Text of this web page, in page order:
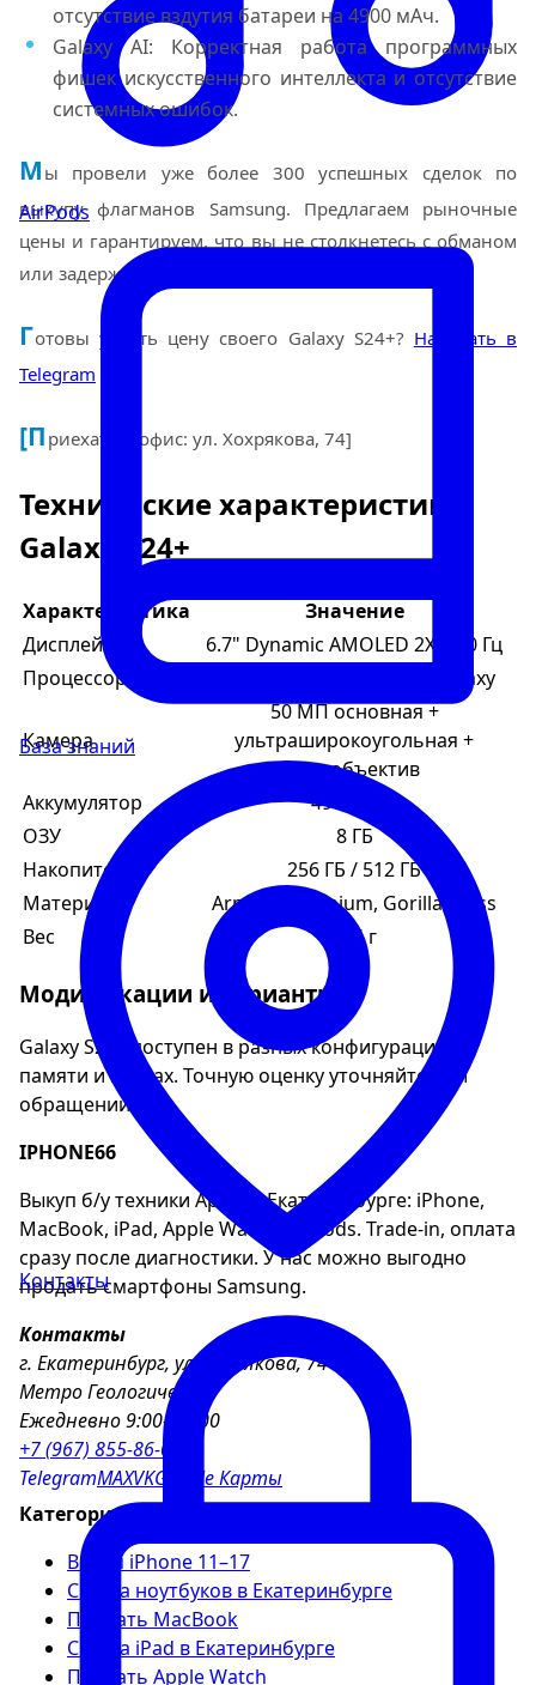
AirPods
База знаний
Контакты
отсутствие вздутия батареи на 4900 мАч.
Galaxy AI: Корректная работа программных
фишек искусственного интеллекта и отсутствие
системных ошибок.
М ы провели уже более 300 успешных сделок по
выкупу флагманов Samsung. Предлагаем рыночные
цены и гарантируем, что вы не столкнетесь с обманом
или задержкой выплат.
Готовы узнать цену своего Galaxy S24+? Написать в
Telegram
[П риехать в офис: ул. Хохрякова, 74]
Технические характеристики
Galaxy S24+
Характеристика
Значение
Дисплей
6.7" Dynamic AMOLED 2X, 120 Гц
Процессор
Snapdragon 8 Gen 3 for Galaxy
Камера
50 МП основная +
ультраширокоугольная +
телеобъектив
Аккумулятор
4900 мАч
ОЗУ
8 ГБ
Накопитель
256 ГБ / 512 ГБ
Материалы
Armor Aluminium, Gorilla Glass
Вес
195 г
Модификации и варианты
Galaxy S24+ доступен в разных конфигурациях
памяти и цветах. Точную оценку уточняйте при
обращении.
IPHONE66
Выкуп б/у техники Apple в Екатеринбурге: iPhone,
MacBook, iPad, Apple Watch, AirPods. Trade-in, оплата
сразу после диагностики. У нас можно выгодно
продать смартфоны Samsung.
Контакты
г. Екатеринбург, ул. Хохрякова, 74
Метро Геологическая
Ежедневно 9:00–21:00
+7 (967) 855-86-04
TelegramMAXVKGoogle Карты
Категории
Выкуп iPhone 11–17
Скупка ноутбуков в Екатеринбурге
Продать MacBook
Скупка iPad в Екатеринбурге
Продать Apple Watch